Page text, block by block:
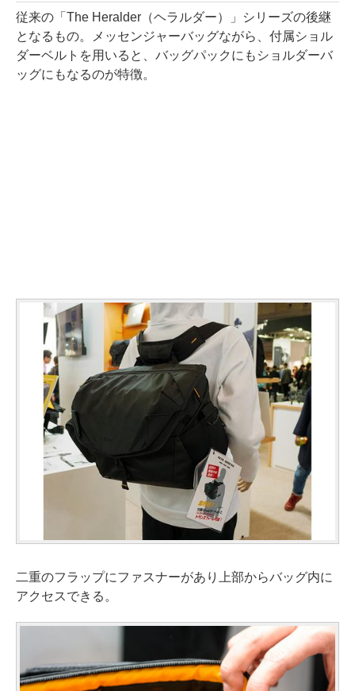
従来の「The Heralder（ヘラルダー）」シリーズの後継
となるもの。メッセンジャーバッグながら、付属ショル
ダーベルトを用いると、バッグパックにもショルダーバ
ッグにもなるのが特徴。
二重のフラップにファスナーがあり上部からバッグ内に
アクセスできる。